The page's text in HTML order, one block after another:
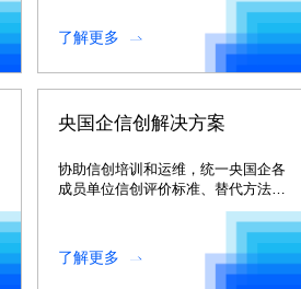
了解更多
央国企信创解决方案
协助信创培训和运维，统一央国企各
成员单位信创评价标准、替代方法、
实施步骤，帮助央国企信创工作真正
了解更多